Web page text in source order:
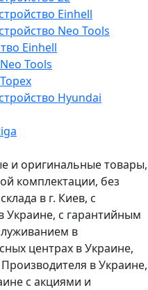
Einhell
Neo Tools
Einhell
Tools
Hyundai
и оригинальные товары,
комплектации, без
в г. Киев, с
Украине, с гарантийным
в
центрах в Украине,
в Украине,
с акциями и